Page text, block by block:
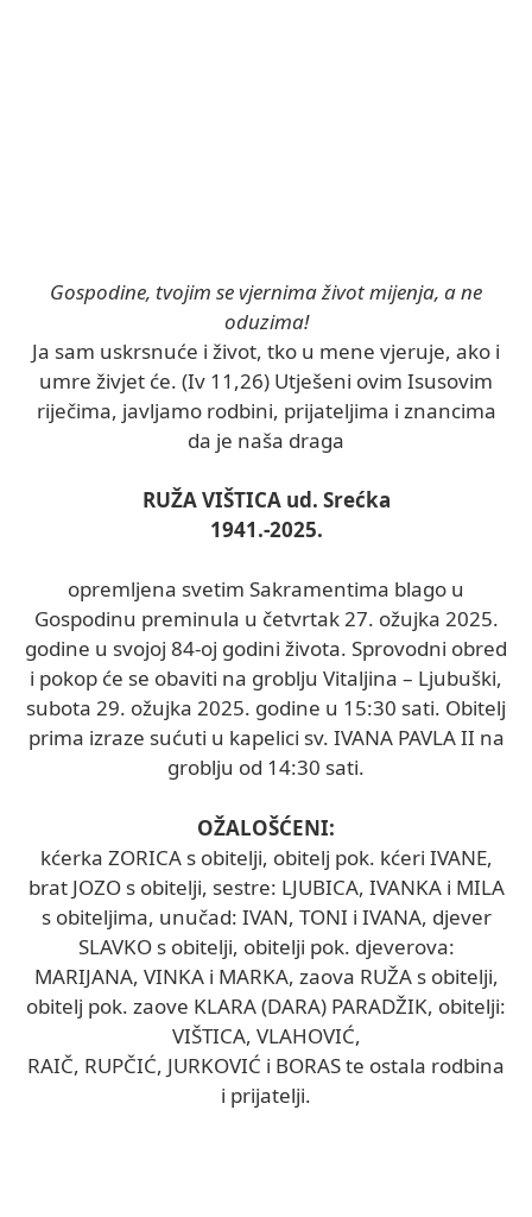
Gospodine, tvojim se vjernima život mijenja, a ne
oduzima!
Ja sam uskrsnuće i život, tko u mene vjeruje, ako i
umre živjet će. (Iv 11,26) Utješeni ovim Isusovim
riječima, javljamo rodbini, prijateljima i znancima
da je naša draga
RUŽA VIŠTICA ud. Srećka
1941.-2025.
opremljena svetim Sakramentima blago u
Gospodinu preminula u četvrtak 27. ožujka 2025.
godine u svojoj 84-oj godini života. Sprovodni obred
i pokop će se obaviti na groblju Vitaljina – Ljubuški,
subota 29. ožujka 2025. godine u 15:30 sati. Obitelj
prima izraze sućuti u kapelici sv. IVANA PAVLA II na
groblju od 14:30 sati.
OŽALOŠĆENI:
kćerka ZORICA s obitelji, obitelj pok. kćeri IVANE,
brat JOZO s obitelji, sestre: LJUBICA, IVANKA i MILA
s obiteljima, unučad: IVAN, TONI i IVANA, djever
SLAVKO s obitelji, obitelji pok. djeverova:
MARIJANA, VINKA i MARKA, zaova RUŽA s obitelji,
obitelj pok. zaove KLARA (DARA) PARADŽIK, obitelji:
VIŠTICA, VLAHOVIĆ,
RAIČ, RUPČIĆ, JURKOVIĆ i BORAS te ostala rodbina
i prijatelji.